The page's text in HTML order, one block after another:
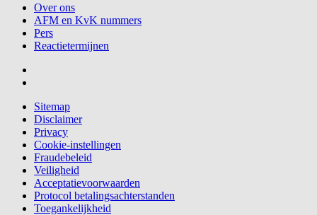
Over ons
AFM en KvK nummers
Pers
Reactietermijnen
Sitemap
Disclaimer
Privacy
Cookie-instellingen
Fraudebeleid
Veiligheid
Acceptatievoorwaarden
Protocol betalingsachterstanden
Toegankelijkheid